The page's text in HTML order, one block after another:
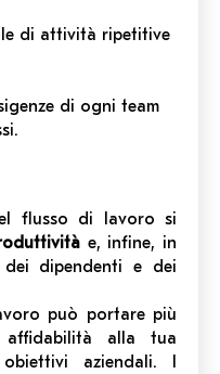
di attività ripetitive
di ogni team
flusso di lavoro si
e, infine, in
dipendenti e dei
può portare più
alla tua
aziendali. I